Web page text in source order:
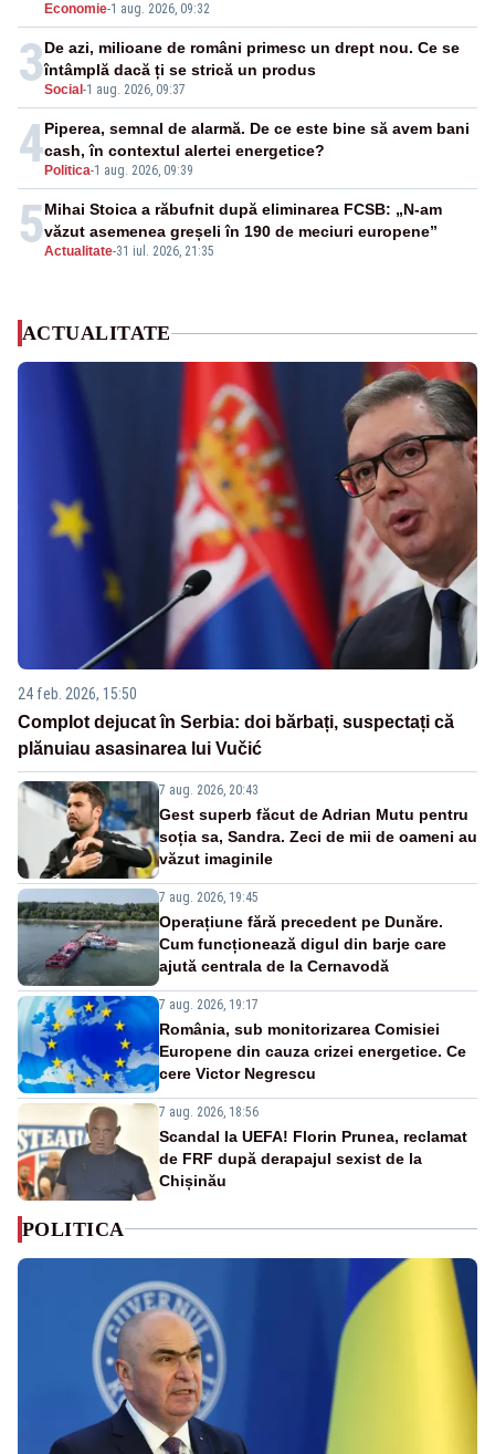
Economie-1 aug. 2026, 09:32
3Social -1 aug. 2026, 09:37
De azi, milioane de români primesc un drept nou. Ce se
întâmplă dacă ți se strică un produs
4 Politica-1 aug. 2026, 09:39
Piperea, semnal de alarmă. De ce este bine să avem bani
cash, în contextul alertei energetice?
5Actualitate-31 iul. 2026, 21:35
Mihai Stoica a răbufnit după eliminarea FCSB: „N-am
văzut asemenea greșeli în 190 de meciuri europene”
ACTUALITATE
24 feb. 2026, 15:50
Complot dejucat în Serbia: doi bărbați, suspectați că
plănuiau asasinarea lui Vučić
7 aug. 2026, 20:43
Gest superb făcut de Adrian Mutu pentru
soția sa, Sandra. Zeci de mii de oameni au
văzut imaginile
7 aug. 2026, 19:45
Operațiune fără precedent pe Dunăre.
Cum funcționează digul din barje care
ajută centrala de la Cernavodă
7 aug. 2026, 19:17
România, sub monitorizarea Comisiei
Europene din cauza crizei energetice. Ce
cere Victor Negrescu
7 aug. 2026, 18:56
Scandal la UEFA! Florin Prunea, reclamat
de FRF după derapajul sexist de la
Chișinău
POLITICA